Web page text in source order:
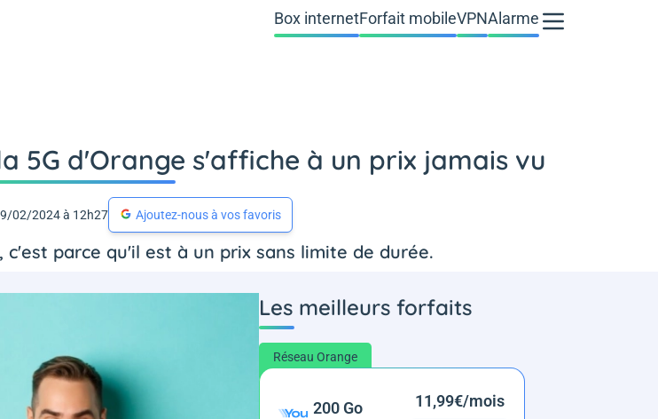
Box internetForfait mobileVPNAlarme
5G d'Orange s'affiche à un prix jamais vu
02/2024 à 12h27 Ajoutez-nous à vos favoris
parce qu'il est à un prix sans limite de durée.
Les meilleurs forfaits
Réseau Orange
200 Go
11,99€/mois